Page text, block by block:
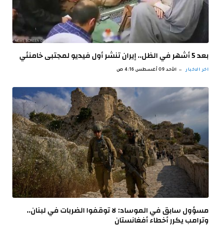
بعد 5 أشهر في الظل.. إيران تنشر أول فيديو لمجتبى خامنئي
اخر الاخبار الأحد 09 أغسطس 4:16 ص
مسؤول سابق في الموساد: لا توقفوا الضربات في لبنان..
وترامب يكرر أخطاء أفغانستان